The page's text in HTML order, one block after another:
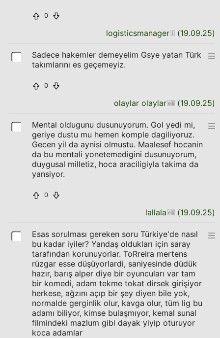
0
logisticsmanager (19.09.25)
Sadece hakemler demeyelim Gsye yatan Türk
takımlarını es geçemeyiz.
0
olaylar olaylar (19.09.25)
Mental oldugunu dusunuyorum. Gol yedi mi,
geriye dustu mu hemen komple dagiliyoruz.
Gecen yil da aynisi olmustu. Maalesef hocanin
da bu mentali yonetemedigini dusunuyorum,
duygusal milletiz, hoca araciligiyla takima da
yansiyor.
0
lallala (19.09.25)
Esas sorulması gereken soru Türkiye'de nasıl
bu kadar iyiler? Yandaş oldukları için saray
tarafından korunuyorlar. ToRreira mertens
rüzgar esse düşüyorlardi, saniyesinde düdük
hazır, barış alper diye bir oyuncuları var tam
bir komedi, adam tekme tokat dirsek girişiyor
herkese, ağzını açıp bir şey diyen bile yok,
normalde gerginlik olur, kavga olur, tüm lig bu
adamı biliyor, kimse bulaşmıyor, kemal sunal
filmindeki mazlum gibi dayak yiyip oturuyor
koca adamlar